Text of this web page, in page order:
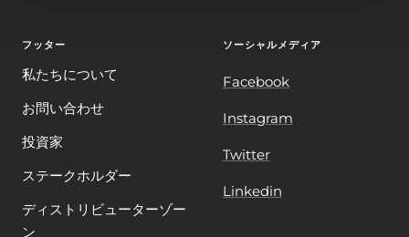
フッター
私たちについて
お問い合わせ
投資家
ステークホルダー
ディストリビューターゾー
ン
ソーシャルメディア
Facebook
Instagram
Twitter
Linkedin